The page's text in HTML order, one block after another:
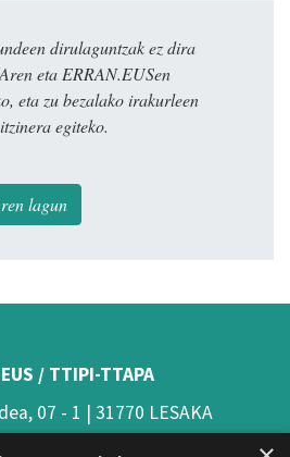
dirulaguntzak ez dira
eta ERRAN.EUSen
eta zu bezalako irakurleen
egiteko.
lagun
/ TTIPI-TTAPA
07 - 1 | 31770 LESAKA